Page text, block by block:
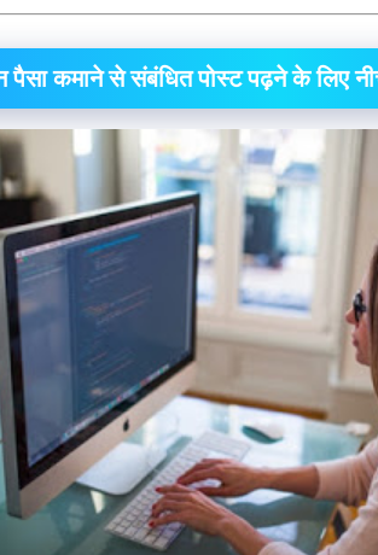
कमाने से संबंधित पोस्ट पढ़ने के लिए